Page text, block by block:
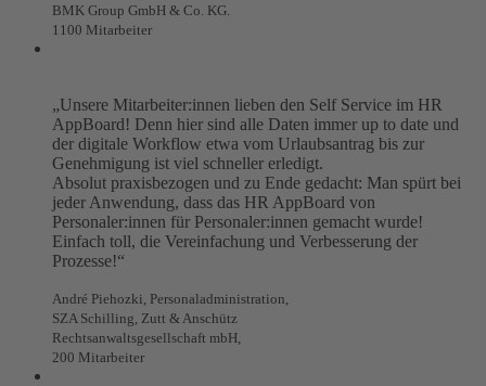
BMK Group GmbH & Co. KG.
1100 Mitarbeiter
„Unsere Mitarbeiter:innen lieben den Self Service im HR
AppBoard! Denn hier sind alle Daten immer up to date und
der digitale Workflow etwa vom Urlaubsantrag bis zur
Genehmigung ist viel schneller erledigt.
Absolut praxisbezogen und zu Ende gedacht: Man spürt bei
jeder Anwendung, dass das HR AppBoard von
Personaler:innen für Personaler:innen gemacht wurde!
Einfach toll, die Vereinfachung und Verbesserung der
Prozesse!“
André Piehozki, Personaladministration,
SZA Schilling, Zutt & Anschütz
Rechtsanwaltsgesellschaft mbH,
200 Mitarbeiter